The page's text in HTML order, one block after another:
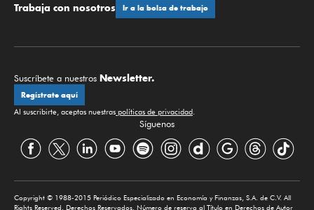
Trabaja con nosotros Ir a la bolsa de trabajo
Suscríbete a nuestros Newsletter.
Regístrate aquí
Al suscribirte, aceptas nuestras políticas de privacidad
Síguenos
Copyright © 1988-2015 Periódico Especializado en Economía y Finanzas, S.A. de C.V. All
Rights Reserved. Derechos Reservados. Número de reserva al Título en Derechos de Autor